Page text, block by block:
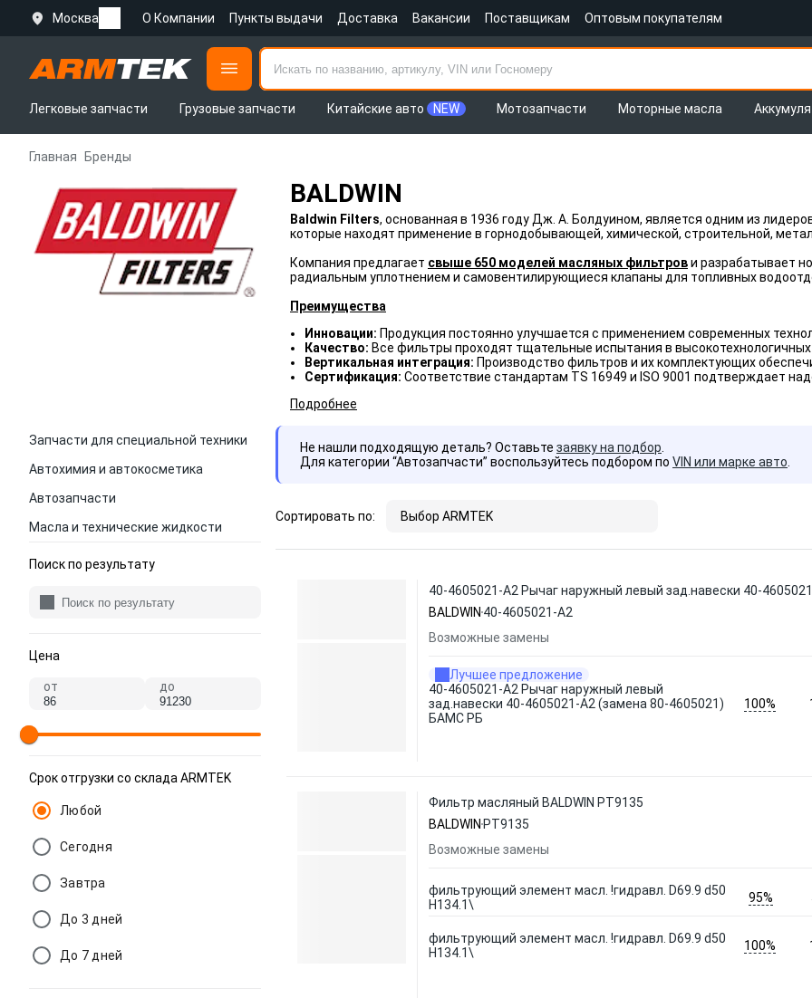
Москва О Компании Пункты выдачи Доставка Вакансии Поставщикам Оптовым покупателям
Легковые запчасти Грузовые запчасти Китайские авто NEW Мотозапчасти Моторные масла
Главная Бренды
BALDWIN
Baldwin Filters, основанная в 1936 году Дж. А. Болдуином, является одним из
которые находят применение в горнодобывающей, химической, строительной,
Компания предлагает свыше 650 моделей масляных фильтрови разрабатывает
радиальным уплотнением и самовентилирующиеся клапаны для топливных
Преимущества
Инновации: Продукция постоянно улучшается с применением современных
Качество: Все фильтры проходят тщательные испытания в
Вертикальная интеграция: Производство фильтров и их комплектующих
Сертификация: Соответствие стандартам TS 16949 и ISO 9001 подтверждает
Подробнее
Запчасти для специальной техники
Автохимия и автокосметика
Автозапчасти
Масла и технические жидкости
Поиск по результату
Цена
от до
Срок отгрузки со склада ARMTEK
Любой
Сегодня
Завтра
До 3 дней
До 7 дней
Не нашли подходящую деталь? Оставьте заявку на подбор
Для категории “Автозапчасти” воспользуйтесь подбором по VIN или марке авто
Сортировать по: Выбор ARMTEK
40-4605021-А2 Рычаг наружный левый зад.навески 40-
BALDWIN 40-4605021-А2
Возможные замены
Лучшее предложение
40-4605021-А2 Рычаг наружный левый
зад.навески 40-4605021-А2 (замена 80-4605021)
БАМС РБ
100%
Фильтр масляный BALDWIN PT9135
BALDWIN PT9135
Возможные замены
фильтрующий элемент масл. !гидравл. D69.9 d50
H134.1\
95%
фильтрующий элемент масл. !гидравл. D69.9 d50
H134.1\
100%